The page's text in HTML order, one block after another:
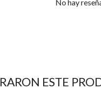
No hay
ESTE